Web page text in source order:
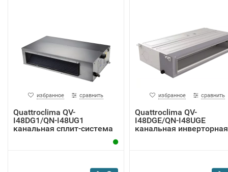
избранное сравнить
Quattroclima QV-
I48DG1/QN-I48UG1
канальная сплит-система
избранное сравнить
Quattroclima QV-
I48DGE/QN-I48UGE
канальная инверторная